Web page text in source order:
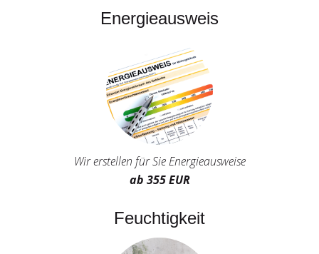
Energieausweis
Wir erstellen für Sie Energieausweise
ab 355 EUR
Feuchtigkeit